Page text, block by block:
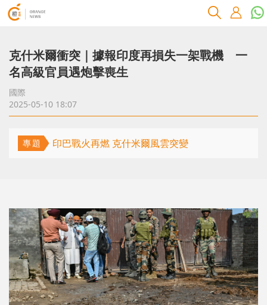
克什米爾衝突｜據報印度再損失一架戰機 一
名高級官員遇炮擊喪生
國際
2025-05-10 18:07
專題 印巴戰火再燃 克什米爾風雲突變